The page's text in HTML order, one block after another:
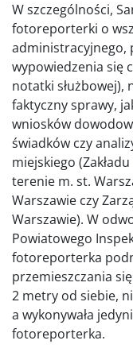
W szczególności,
fotoreporterki o
administracyjnego,
wypowiedzenia się
notatki
faktyczny sprawy,
wniosków
świadków czy
miejskiego
terenie m. st.
Warszawie czy
Warszawie). W
Powiatowego
fotoreporterka
przemieszczania
2 metry od siebie,
a wykonywała
fotoreporterka.